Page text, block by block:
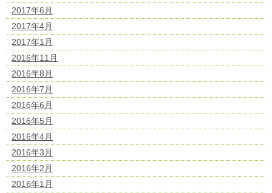
2017年6月
2017年4月
2017年1月
2016年11月
2016年8月
2016年7月
2016年6月
2016年5月
2016年4月
2016年3月
2016年2月
2016年1月